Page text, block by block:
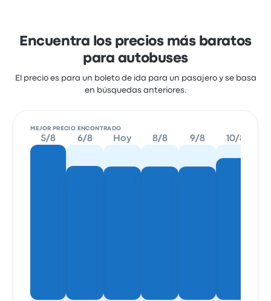
Encuentra los precios más baratos
para autobuses
El precio es para un boleto de ida para un pasajero y se basa
en búsquedas anteriores.
MEJOR PRECIO ENCONTRADO
5/8 6/8 Hoy 8/8 9/8 10/8